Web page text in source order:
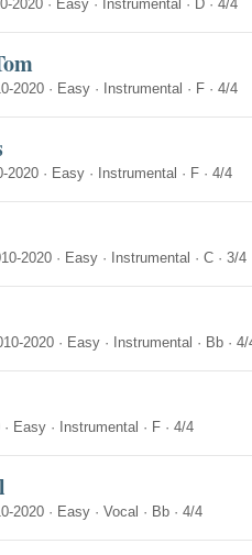
2020 · Easy · Instrumental · D · 4/4
2020 · Easy · Instrumental · F · 4/4
2020 · Easy · Instrumental · F · 4/4
2020 · Easy · Instrumental · C · 3/4
2020 · Easy · Instrumental · Bb · 4/
· Easy · Instrumental · F · 4/4
2020 · Easy · Vocal · Bb · 4/4